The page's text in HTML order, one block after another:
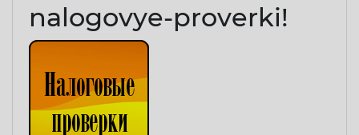
nalogovye-proverki!